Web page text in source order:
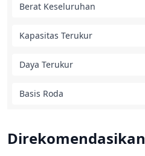
Berat Keseluruhan
Kapasitas Terukur
Daya Terukur
Basis Roda
Direkomendasikan